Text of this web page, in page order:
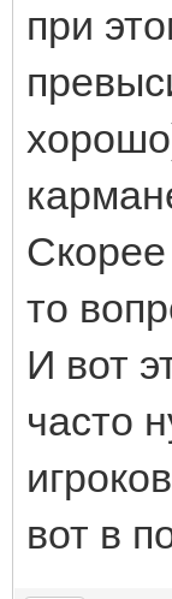
при
Скорее
то
И вот
часто
вот в